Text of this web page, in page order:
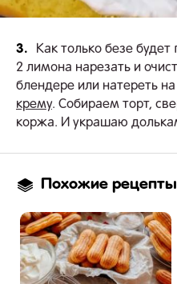
3.
Как только безе
2 лимона нарезать и
блендере или натереть
крему. Собираем торт,
коржа. И украшаю
Похожие рецепты